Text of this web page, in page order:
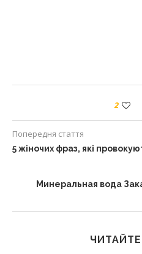
2
Попередня стаття
5 жіночих фраз, які
Минеральная вода